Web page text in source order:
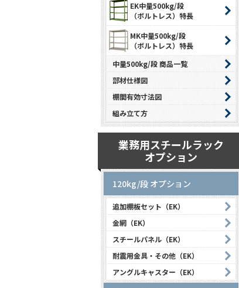
EK中量500kg/段
（ボルトレス）特長
MK中量500kg/段
（ボルトレス）特長
中量500kg/段 商品一覧
部材仕様図
棚間有効寸法図
組み立て方
業務用スチールラック
オプション
120kg/段 オプション
追加棚板セット（EK）
金網（EK）
スチールパネル（EK）
耐震用金具・その他（EK）
アングルキャスター（EK）